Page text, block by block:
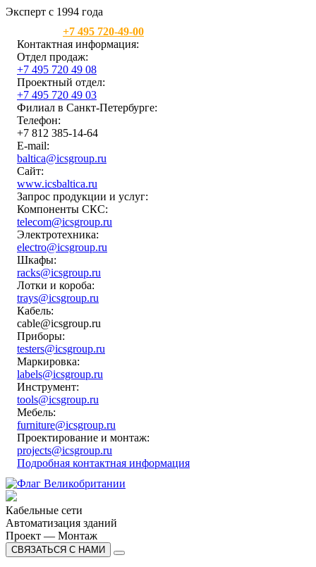
Эксперт с 1994 года
+7 495 720-49-00
Контактная информация:
Отдел продаж:
+7 495 720 49 08
Проектный отдел:
+7 495 720 49 03
Филиал в Санкт-Петербурге:
Телефон:
+7 812 385-14-64
E-mail:
baltica@icsgroup.ru
Сайт:
www.icsbaltica.ru
Запрос продукции и услуг:
Компоненты СКС:
telecom@icsgroup.ru
Электротехника:
electro@icsgroup.ru
Шкафы:
racks@icsgroup.ru
Лотки и короба:
trays@icsgroup.ru
Кабель:
cable@icsgroup.ru
Приборы:
testers@icsgroup.ru
Маркировка:
labels@icsgroup.ru
Инструмент:
tools@icsgroup.ru
Мебель:
furniture@icsgroup.ru
Проектирование и монтаж:
projects@icsgroup.ru
Подробная контактная информация
Кабельные сети
Автоматизация зданий
Проект — Монтаж
СВЯЗАТЬСЯ С НАМИ